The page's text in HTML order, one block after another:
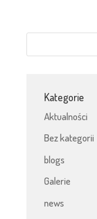
Kategorie
Aktualności
Bez kategorii
blogs
Galerie
news